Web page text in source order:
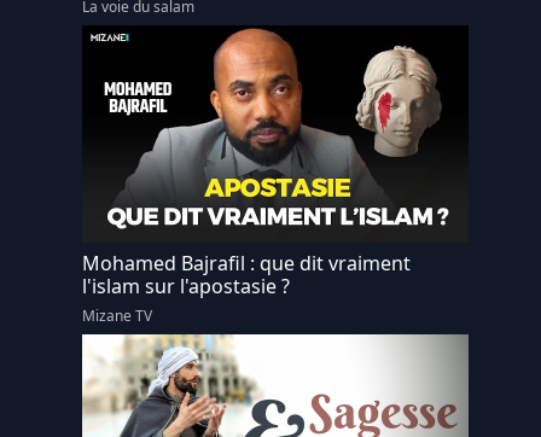
La voie du salam
Mohamed Bajrafil : que dit vraiment
l'islam sur l'apostasie ?
Mizane TV